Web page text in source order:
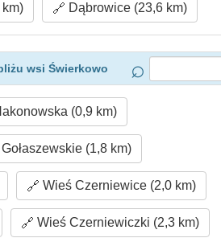
km) Dąbrowice (23,6 km)
wsi Świerkowo
(0,9 km)
(1,8 km)
Wieś Czerniewice (2,0 km)
Wieś Czerniewiczki (2,3 km)